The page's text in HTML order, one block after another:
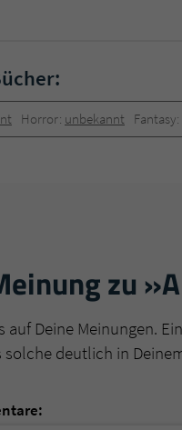
Horror: unbekannt Fantasy:
zu
auf Deine Meinungen.
deutlich in